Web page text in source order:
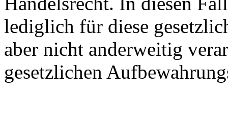
lediglich für diese
aber nicht anderweitig
gesetzlichen